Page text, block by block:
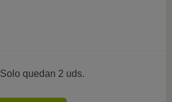
Solo quedan 2 uds.